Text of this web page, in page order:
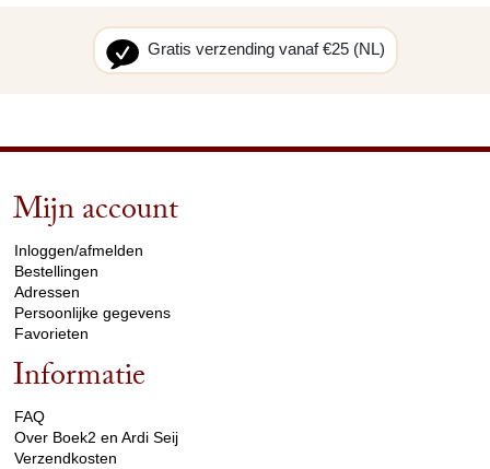
Gratis verzending vanaf €25 (NL)
Mijn account
Inloggen/afmelden
Bestellingen
Adressen
Persoonlijke gegevens
Favorieten
Informatie
FAQ
Over Boek2 en Ardi Seij
Verzendkosten